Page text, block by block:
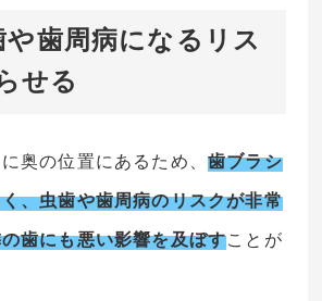
歯周病になるリス
せる
奥の位置にあるため、歯ブラシ
、虫歯や歯周病のリスクが非常
歯にも悪い影響を及ぼすことが